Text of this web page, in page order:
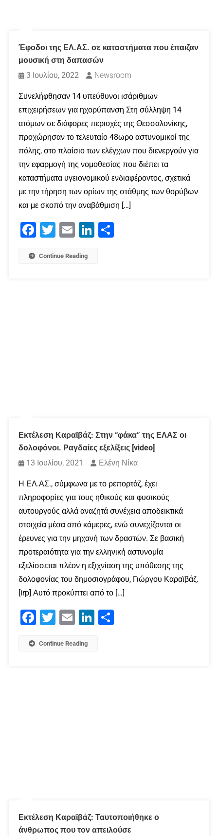
Έφοδοι της ΕΛ.ΑΣ. σε καταστήματα που έπαιζαν
μουσική στη δαπασών
3 Ιουλίου, 2022
Newsroom
Συνελήφθησαν 14 υπεύθυνοι ισάριθμων
επιχειρήσεων για ηχορύπανση Στη σύλληψη 14
ατόμων σε διάφορες περιοχές της Θεσσαλονίκης,
προχώρησαν το τελευταίο 48ωρο αστυνομικοί της
πόλης, στο πλαίσιο των ελέγχων που διενεργούν για
την εφαρμογή της νομοθεσίας που διέπει τα
καταστήματα υγειονομικού ενδιαφέροντος, σχετικά
με την τήρηση των ορίων της στάθμης των θορύβων
και με σκοπό την αναβάθμιση […]
Facebook
Twitter Email LinkedIn
Continue Reading
Εκτέλεση Καραϊβάζ: Στην “φάκα” της ΕΛΑΣ οι
δολοφόνοι. Ραγδαίες εξελίξεις [video]
13 Ιουλίου, 2021
Ελένη Νίκα
Η ΕΛ.ΑΣ., σύμφωνα με το ρεπορτάζ, έχει
πληροφορίες για τους ηθικούς και φυσικούς
αυτουργούς αλλά αναζητά συνέχεια αποδεικτικά
στοιχεία μέσα από κάμερες, ενώ συνεχίζονται οι
έρευνες για την μηχανή των δραστών. Σε βασική
προτεραιότητα για την ελληνική αστυνομία
εξελίσσεται πλέον η εξιχνίαση της υπόθεσης της
δολοφονίας του δημοσιογράφου, Γιώργου Καραϊβάζ.
[irp] Αυτό προκύπτει από το […]
Facebook
Twitter Email LinkedIn
Continue Reading
Εκτέλεση Καραϊβάζ: Ταυτοποιήθηκε ο
άνθρωπος που τον απειλούσε